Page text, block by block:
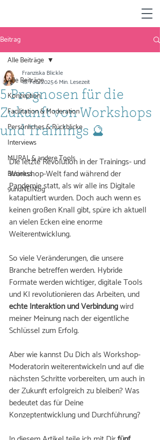
Beitrag
Alle Beiträge
Konzeption
Facilitation & Moderation
Persönliches & Rückblicke
Interviews
MURAL & andere Tools
Business
9undNEINzig
Alle Beiträge
5 Prognosen für die
Zukunft von Workshops
und Trainings 🔮
Franziska Blickle
18. Feb. 20256 Min. Lesezeit
Die letzte Revolution in der Trainings- und
Workshop-Welt fand während der
Pandemie statt, als wir alle ins Digitale
katapultiert wurden. Doch auch wenn es
keinen großen Knall gibt, spüre ich aktuell
an vielen Ecken eine enorme
Weiterentwicklung.
So viele Veränderungen, die unsere
Branche betreffen werden. Hybride
Formate werden wichtiger, digitale Tools
und KI revolutionieren das Arbeiten, und
echte Interaktion und Verbindung wird
meiner Meinung nach der eigentliche
Schlüssel zum Erfolg.
Aber wie kannst Du Dich als Workshop-
Moderatorin weiterentwickeln und auf die
nächsten Schritte vorbereiten, um auch in
der Zukunft erfolgreich zu bleiben? Was
bedeutet das für Deine
Konzeptentwicklung und Durchführung?